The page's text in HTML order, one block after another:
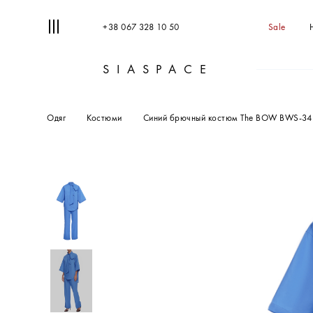
+38 067 328 10 50 Sale
SIASPACE
Одяг Костюми Синий брючный костюм The BOW BWS-34